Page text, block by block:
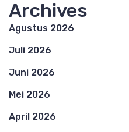
Archives
Agustus 2026
Juli 2026
Juni 2026
Mei 2026
April 2026